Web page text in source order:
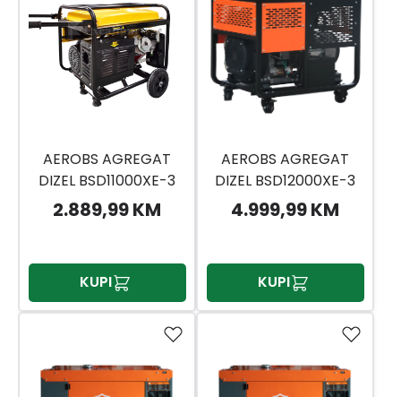
AEROBS AGREGAT
DIZEL BSD11000XE-3
8,8KW AVR 220/380
2.889,99 KM
KUPI
AEROBS AGREGAT
DIZEL BSD12000XE-3
11KW AVR 220/380
ELEKTRO START
4.999,99 KM
KUPI